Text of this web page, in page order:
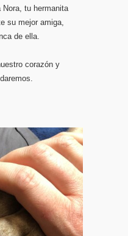
tu hermanita
su mejor amiga,
de ella.
corazón y